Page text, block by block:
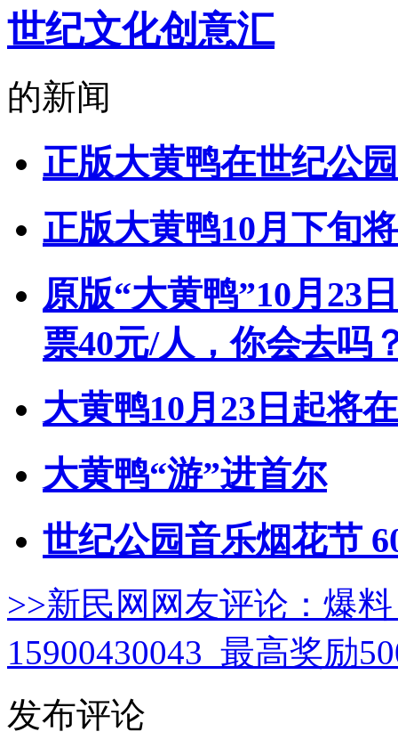
世纪文化创意汇
的新闻
正版大黄鸭在世纪公
正版大黄鸭10月下旬
原版“大黄鸭”10月23
票40元/人，你会去吗
大黄鸭10月23日起将
大黄鸭“游”进首尔
世纪公园音乐烟花节
>>新民网网友评论： 爆
15900430043 最高奖励
发布评论